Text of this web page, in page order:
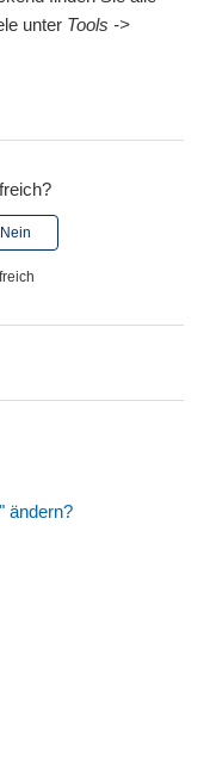
unter Tools ->
ändern?